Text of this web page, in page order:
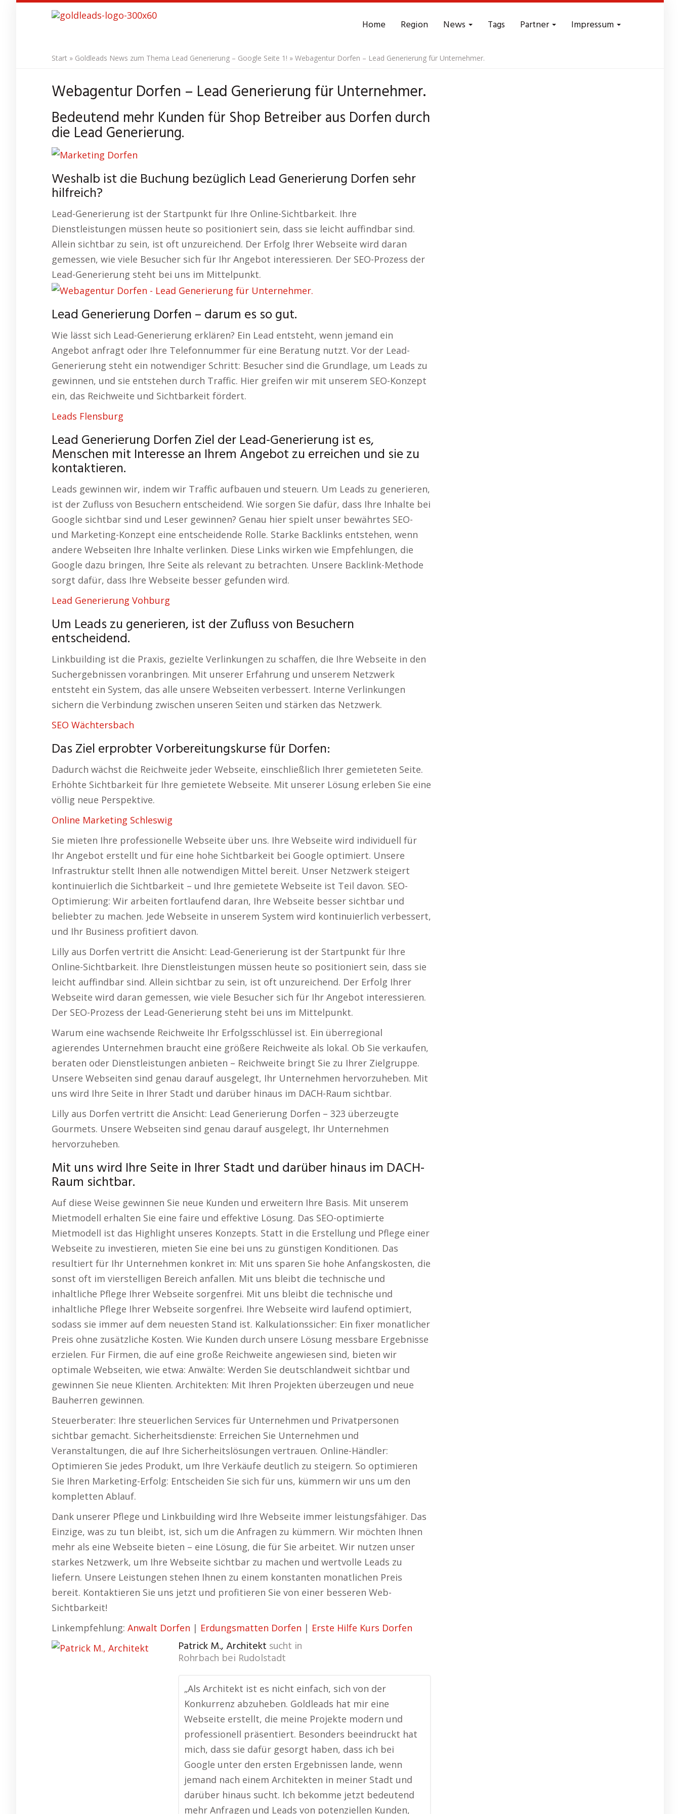
Home Region News Tags Partner Impressum
Start » Goldleads News zum Thema Lead Generierung – Google Seite 1! » Webagentur Dorfen – Lead Generierung für Unternehmer.
Webagentur Dorfen – Lead Generierung für Unternehmer.
Bedeutend mehr Kunden für Shop Betreiber aus Dorfen durch
die Lead Generierung.
Weshalb ist die Buchung bezüglich Lead Generierung Dorfen sehr
hilfreich?
Lead-Generierung ist der Startpunkt für Ihre Online-Sichtbarkeit. Ihre
Dienstleistungen müssen heute so positioniert sein, dass sie leicht auffindbar sind.
Allein sichtbar zu sein, ist oft unzureichend. Der Erfolg Ihrer Webseite wird daran
gemessen, wie viele Besucher sich für Ihr Angebot interessieren. Der SEO-Prozess der
Lead-Generierung steht bei uns im Mittelpunkt.
Lead Generierung Dorfen – darum es so gut.
Wie lässt sich Lead-Generierung erklären? Ein Lead entsteht, wenn jemand ein
Angebot anfragt oder Ihre Telefonnummer für eine Beratung nutzt. Vor der Lead-
Generierung steht ein notwendiger Schritt: Besucher sind die Grundlage, um Leads zu
gewinnen, und sie entstehen durch Traffic. Hier greifen wir mit unserem SEO-Konzept
ein, das Reichweite und Sichtbarkeit fördert.
Leads Flensburg
Lead Generierung Dorfen Ziel der Lead-Generierung ist es,
Menschen mit Interesse an Ihrem Angebot zu erreichen und sie zu
kontaktieren.
Leads gewinnen wir, indem wir Traffic aufbauen und steuern. Um Leads zu generieren,
ist der Zufluss von Besuchern entscheidend. Wie sorgen Sie dafür, dass Ihre Inhalte bei
Google sichtbar sind und Leser gewinnen? Genau hier spielt unser bewährtes SEO-
und Marketing-Konzept eine entscheidende Rolle. Starke Backlinks entstehen, wenn
andere Webseiten Ihre Inhalte verlinken. Diese Links wirken wie Empfehlungen, die
Google dazu bringen, Ihre Seite als relevant zu betrachten. Unsere Backlink-Methode
sorgt dafür, dass Ihre Webseite besser gefunden wird.
Lead Generierung Vohburg
Um Leads zu generieren, ist der Zufluss von Besuchern
entscheidend.
Linkbuilding ist die Praxis, gezielte Verlinkungen zu schaffen, die Ihre Webseite in den
Suchergebnissen voranbringen. Mit unserer Erfahrung und unserem Netzwerk
entsteht ein System, das alle unsere Webseiten verbessert. Interne Verlinkungen
sichern die Verbindung zwischen unseren Seiten und stärken das Netzwerk.
SEO Wächtersbach
Das Ziel erprobter Vorbereitungskurse für Dorfen:
Dadurch wächst die Reichweite jeder Webseite, einschließlich Ihrer gemieteten Seite.
Erhöhte Sichtbarkeit für Ihre gemietete Webseite. Mit unserer Lösung erleben Sie eine
völlig neue Perspektive.
Online Marketing Schleswig
Sie mieten Ihre professionelle Webseite über uns. Ihre Webseite wird individuell für
Ihr Angebot erstellt und für eine hohe Sichtbarkeit bei Google optimiert. Unsere
Infrastruktur stellt Ihnen alle notwendigen Mittel bereit. Unser Netzwerk steigert
kontinuierlich die Sichtbarkeit – und Ihre gemietete Webseite ist Teil davon. SEO-
Optimierung: Wir arbeiten fortlaufend daran, Ihre Webseite besser sichtbar und
beliebter zu machen. Jede Webseite in unserem System wird kontinuierlich verbessert,
und Ihr Business profitiert davon.
Lilly aus Dorfen vertritt die Ansicht: Lead-Generierung ist der Startpunkt für Ihre
Online-Sichtbarkeit. Ihre Dienstleistungen müssen heute so positioniert sein, dass sie
leicht auffindbar sind. Allein sichtbar zu sein, ist oft unzureichend. Der Erfolg Ihrer
Webseite wird daran gemessen, wie viele Besucher sich für Ihr Angebot interessieren.
Der SEO-Prozess der Lead-Generierung steht bei uns im Mittelpunkt.
Warum eine wachsende Reichweite Ihr Erfolgsschlüssel ist. Ein überregional
agierendes Unternehmen braucht eine größere Reichweite als lokal. Ob Sie verkaufen,
beraten oder Dienstleistungen anbieten – Reichweite bringt Sie zu Ihrer Zielgruppe.
Unsere Webseiten sind genau darauf ausgelegt, Ihr Unternehmen hervorzuheben. Mit
uns wird Ihre Seite in Ihrer Stadt und darüber hinaus im DACH-Raum sichtbar.
Lilly aus Dorfen vertritt die Ansicht: Lead Generierung Dorfen – 323 überzeugte
Gourmets. Unsere Webseiten sind genau darauf ausgelegt, Ihr Unternehmen
hervorzuheben.
Mit uns wird Ihre Seite in Ihrer Stadt und darüber hinaus im DACH-
Raum sichtbar.
Auf diese Weise gewinnen Sie neue Kunden und erweitern Ihre Basis. Mit unserem
Mietmodell erhalten Sie eine faire und effektive Lösung. Das SEO-optimierte
Mietmodell ist das Highlight unseres Konzepts. Statt in die Erstellung und Pflege einer
Webseite zu investieren, mieten Sie eine bei uns zu günstigen Konditionen. Das
resultiert für Ihr Unternehmen konkret in: Mit uns sparen Sie hohe Anfangskosten, die
sonst oft im vierstelligen Bereich anfallen. Mit uns bleibt die technische und
inhaltliche Pflege Ihrer Webseite sorgenfrei. Mit uns bleibt die technische und
inhaltliche Pflege Ihrer Webseite sorgenfrei. Ihre Webseite wird laufend optimiert,
sodass sie immer auf dem neuesten Stand ist. Kalkulationssicher: Ein fixer monatlicher
Preis ohne zusätzliche Kosten. Wie Kunden durch unsere Lösung messbare Ergebnisse
erzielen. Für Firmen, die auf eine große Reichweite angewiesen sind, bieten wir
optimale Webseiten, wie etwa: Anwälte: Werden Sie deutschlandweit sichtbar und
gewinnen Sie neue Klienten. Architekten: Mit Ihren Projekten überzeugen und neue
Bauherren gewinnen.
Steuerberater: Ihre steuerlichen Services für Unternehmen und Privatpersonen
sichtbar gemacht. Sicherheitsdienste: Erreichen Sie Unternehmen und
Veranstaltungen, die auf Ihre Sicherheitslösungen vertrauen. Online-Händler:
Optimieren Sie jedes Produkt, um Ihre Verkäufe deutlich zu steigern. So optimieren
Sie Ihren Marketing-Erfolg: Entscheiden Sie sich für uns, kümmern wir uns um den
kompletten Ablauf.
Dank unserer Pflege und Linkbuilding wird Ihre Webseite immer leistungsfähiger. Das
Einzige, was zu tun bleibt, ist, sich um die Anfragen zu kümmern. Wir möchten Ihnen
mehr als eine Webseite bieten – eine Lösung, die für Sie arbeitet. Wir nutzen unser
starkes Netzwerk, um Ihre Webseite sichtbar zu machen und wertvolle Leads zu
liefern. Unsere Leistungen stehen Ihnen zu einem konstanten monatlichen Preis
bereit. Kontaktieren Sie uns jetzt und profitieren Sie von einer besseren Web-
Sichtbarkeit!
Linkempfehlung: Anwalt Dorfen | Erdungsmatten Dorfen | Erste Hilfe Kurs Dorfen
Patrick M., Architekt sucht in
Rohrbach bei Rudolstadt
„Als Architekt ist es nicht einfach, sich von der
Konkurrenz abzuheben. Goldleads hat mir eine
Webseite erstellt, die meine Projekte modern und
professionell präsentiert. Besonders beeindruckt hat
mich, dass sie dafür gesorgt haben, dass ich bei
Google unter den ersten Ergebnissen lande, wenn
jemand nach einem Architekten in meiner Stadt und
darüber hinaus sucht. Ich bekomme jetzt bedeutend
mehr Anfragen und Leads von potenziellen Kunden,